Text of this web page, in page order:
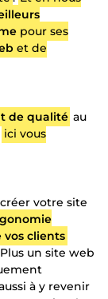
pour ses
et de
de qualité au
ici vous
votre site
vos clients
un site web
à y revenir